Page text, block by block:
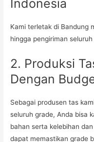
Indonesia
Kami terletak di Bandung
hingga pengiriman
2. Produksi
Dengan
Sebagai produsen tas
seluruh grade, Anda bisa
bahan serta kelebihan
dapat memastikan grade